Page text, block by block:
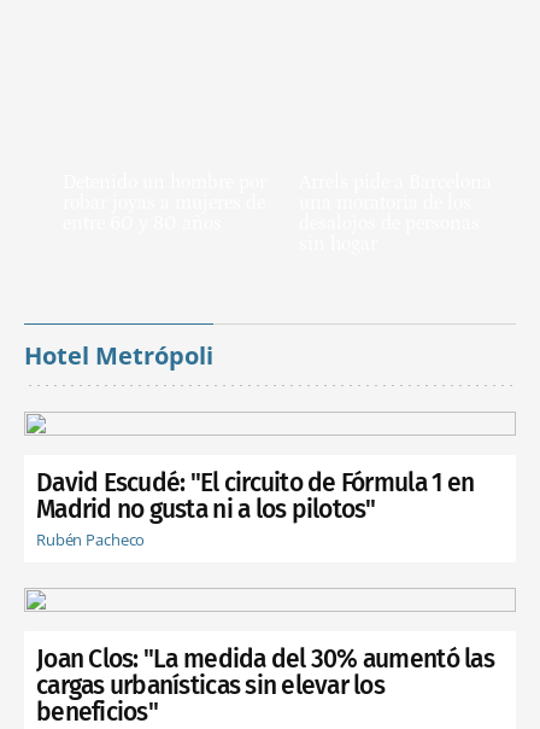
Hotel Metrópoli
David Escudé: "El circuito de Fórmula 1 en
Madrid no gusta ni a los pilotos"
Rubén Pacheco
Joan Clos: "La medida del 30% aumentó las
cargas urbanísticas sin elevar los
beneficios"